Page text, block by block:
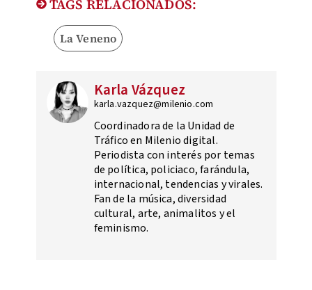
TAGS RELACIONADOS:
La Veneno
Karla Vázquez
karla.vazquez@milenio.com
Coordinadora de la Unidad de
Tráfico en Milenio digital.
Periodista con interés por temas
de política, policiaco, farándula,
internacional, tendencias y virales.
Fan de la música, diversidad
cultural, arte, animalitos y el
feminismo.